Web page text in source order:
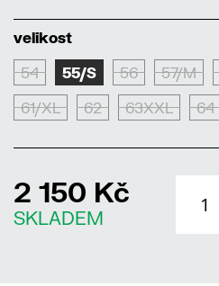
velikost
54 55/S 56 57/M
61/XL 62 63XXL 64
2 150 Kč
SKLADEM